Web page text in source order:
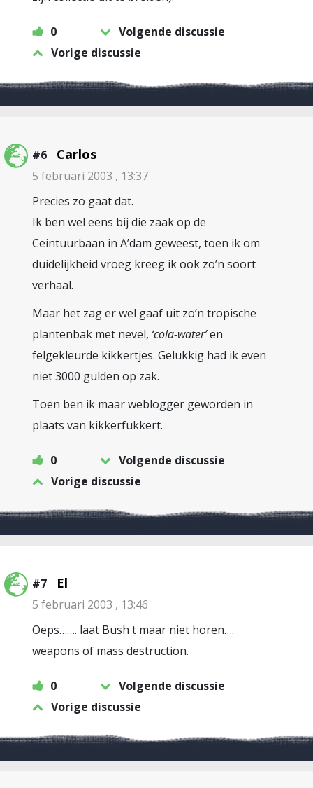
0
Volgende discussie
Vorige discussie
#6 Carlos
5 februari 2003 , 13:37
Precies zo gaat dat.
Ik ben wel eens bij die zaak op de
Ceintuurbaan in A’dam geweest, toen ik om
duidelijkheid vroeg kreeg ik ook zo’n soort
verhaal.
Maar het zag er wel gaaf uit zo’n tropische
plantenbak met nevel, ‘cola-water’en
felgekleurde kikkertjes. Gelukkig had ik even
niet 3000 gulden op zak.
Toen ben ik maar weblogger geworden in
plaats van kikkerfukkert.
0
Volgende discussie
Vorige discussie
#7 El
5 februari 2003 , 13:46
Oeps……. laat Bush t maar niet horen….
weapons of mass destruction.
0
Volgende discussie
Vorige discussie